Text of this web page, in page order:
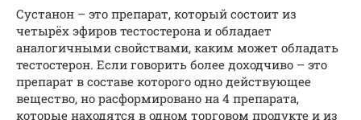
Сустанон – это препарат, который состоит из
четырёх эфиров тестостерона и обладает
аналогичными свойствами, каким может обладать
тестостерон. Если говорить более доходчиво – это
препарат в составе которого одно действующее
вещество, но расформировано на 4 препарата,
которые находятся в одном торговом продукте и из